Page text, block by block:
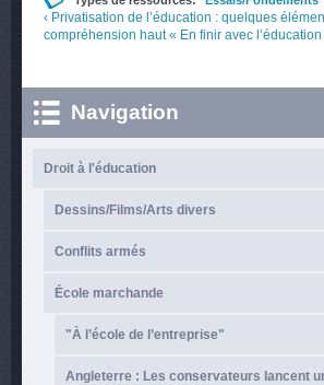
‹ Privatisation de l’éducation : quelques
compréhension haut « En finir avec
Navigation
Droit à l'éducation
Dessins/Films/Arts divers
Conflits armés
École marchande
"À l’école de l’entreprise"
Angleterre : Les conservateurs lancent